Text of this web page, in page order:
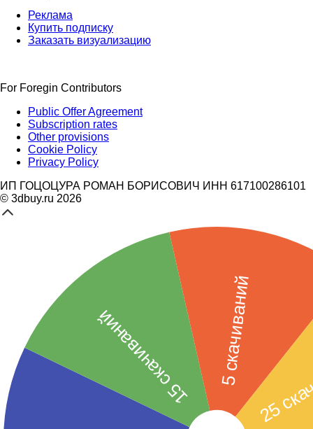
Реклама
Купить подписку
Заказать визуализацию
For Foregin Contributors
Public Offer Agreement
Subscription rates
Other provisions
Cookie Policy
Privacy Policy
ИП ГОЦОЦУРА РОМАН БОРИСОВИЧ ИНН 617100286101
© 3dbuy.ru 2026